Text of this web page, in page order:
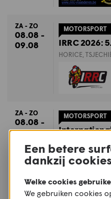
ZA - ZO
08.08 -
09.08
MOTORSPORT
IRRC 2026:
HORICE,
ZA - ZO
08.08 -
09.08
MOTORSPORT
KEIHEUVEL,
Een betere
dankzij
Welke cookies
We gebruiken cookies